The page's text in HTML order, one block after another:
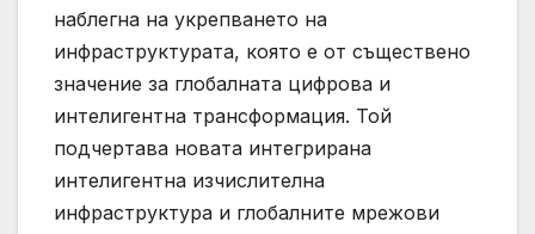
наблегна на укрепването на
инфраструктурата, която е от съществено
значение за глобалната цифрова и
интелигентна трансформация. Той
подчертава новата интегрирана
интелигентна изчислителна
инфраструктура и глобалните мрежови